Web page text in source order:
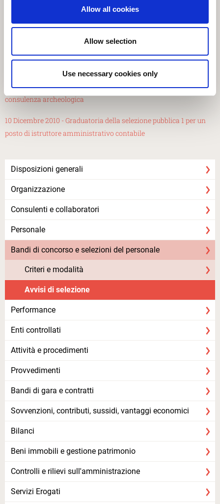
Allow all cookies
Allow selection
Use necessary cookies only
rendicontuali e di assistenza tecnica (Team manager)
09 DICEMBRE 2015 - SELEZIONE PUBBLICA PER TITOLI E
COLLOQUIO, PER UNA COLLABORAZIONE COORDINATA
28 Gennaio 2011 - Graduatoria della selezione per un incarico di
consulenza archeologica
10 Dicembre 2010 - Graduatoria della selezione pubblica 1 per un
posto di istruttore amministrativo contabile
Disposizioni generali
Organizzazione
Consulenti e collaboratori
Personale
Bandi di concorso e selezioni del personale
Criteri e modalità
Avvisi di selezione
Performance
Enti controllati
Attività e procedimenti
Provvedimenti
Bandi di gara e contratti
Sovvenzioni, contributi, sussidi, vantaggi economici
Bilanci
Beni immobili e gestione patrimonio
Controlli e rilievi sull'amministrazione
Servizi Erogati